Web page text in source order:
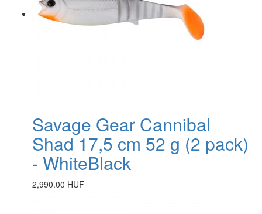
Savage Gear Cannibal
Shad 17,5 cm 52 g (2 pack)
- WhiteBlack
2,990.00 HUF